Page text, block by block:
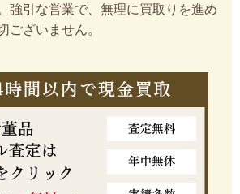
強引な営業で、無理に買取りを進め
ございません。